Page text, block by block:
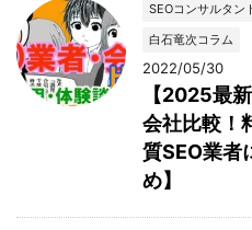
SEOコンサルタン
白石竜次コラム
2022/05/30
【2025最
会社比較！
質SEO業者
め】